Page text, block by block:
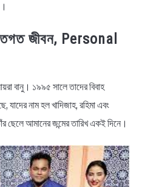
জীবন, Personal
বানু। ১৯৯৫ সালে তাদের বিবাহ
নাম হল খাদিজাহ, রহিমা এবং
আমানের জন্মের তারিখ একই দিনে।